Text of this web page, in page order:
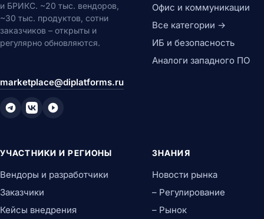
и БРИКС. ~20 тыс. вендоров,
~30 тыс. продуктов, сотни
заказчиков – открыты и
регулярно обновляются.
marketplace@diplatforms.ru
Офис и коммуникации
Все категории →
ИБ и безопасность
Аналоги западного ПО
УЧАСТНИКИ И РЕГИОНЫ
Вендоры и разработчики
Заказчики
Кейсы внедрения
ЗНАНИЯ
Новости рынка
– Регулирование
– Рынок